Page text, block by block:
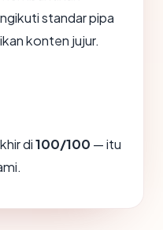
standar pipa
konten jujur.
di100/100 — itu